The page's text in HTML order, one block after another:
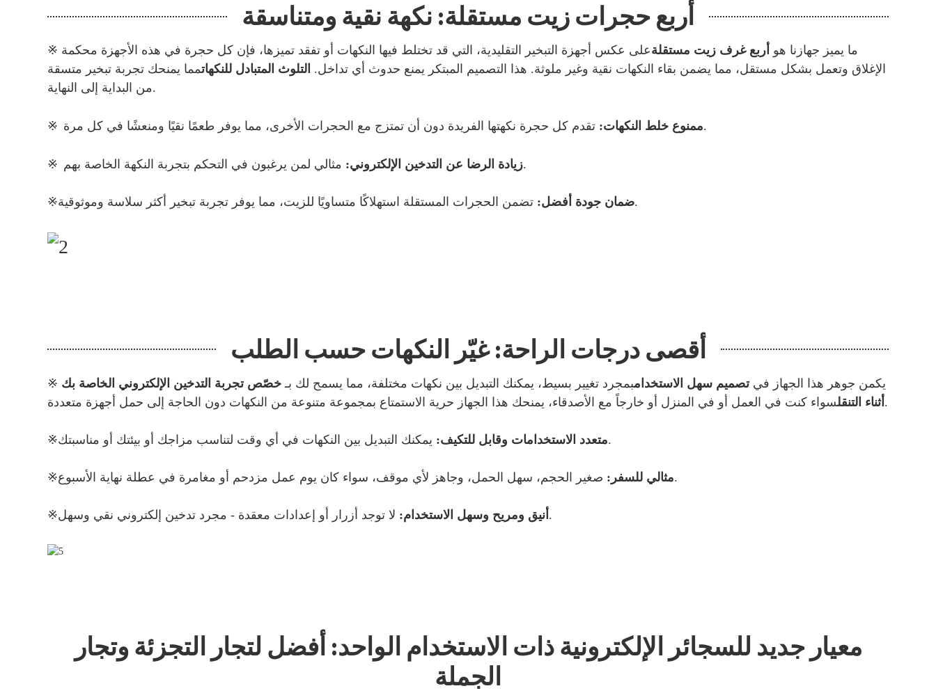
أربع حجرات زيت مستقلة: نكهة نقية ومتناسقة
※ ما يميز جهازنا هو أربع غرف زيت مستقلةعلى عكس أجهزة التبخير التقليدية، التي قد تختلط فيها النكهات أو تفقد تميزها، فإن كل حجرة في هذه الأجهزة محكمة
الإغلاق وتعمل بشكل مستقل، مما يضمن بقاء النكهات نقية وغير ملوثة. هذا التصميم المبتكر يمنع حدوث أي تداخل. التلوث المتبادل للنكهاتمما يمنحك تجربة تبخير متسقة
من البداية إلى النهاية.
※ ممنوع خلط النكهات:تقدم كل حجرة نكهتها الفريدة دون أن تمتزج مع الحجرات الأخرى، مما يوفر طعمًا نقيًا ومنعشًا في كل مرة.
※ زيادة الرضا عن التدخين الإلكتروني:مثالي لمن يرغبون في التحكم بتجربة النكهة الخاصة بهم.
※ ضمان جودة أفضل:تضمن الحجرات المستقلة استهلاكًا متساويًا للزيت، مما يوفر تجربة تبخير أكثر سلاسة وموثوقية.
أقصى درجات الراحة: غيّر النكهات حسب الطلب
※ يكمن جوهر هذا الجهاز فيتصميم سهل الاستخدامبمجرد تغيير بسيط، يمكنك التبديل بين نكهات مختلفة، مما يسمح لك بـخصّص تجربة التدخين الإلكتروني الخاصة بك
أثناء التنقل سواء كنت في العمل أو في المنزل أو خارجاً مع الأصدقاء، يمنحك هذا الجهاز حرية الاستمتاع بمجموعة متنوعة من النكهات دون الحاجة إلى حمل أجهزة متعددة.
※ متعدد الاستخدامات وقابل للتكيف:يمكنك التبديل بين النكهات في أي وقت لتناسب مزاجك أو بيئتك أو مناسبتك.
※ مثالي للسفر:صغير الحجم، سهل الحمل، وجاهز لأي موقف، سواء كان يوم عمل مزدحم أو مغامرة في عطلة نهاية الأسبوع.
※ أنيق ومريح وسهل الاستخدام: لا توجد أزرار أو إعدادات معقدة - مجرد تدخين إلكتروني نقي وسهل.
معيار جديد للسجائر الإلكترونية ذات الاستخدام الواحد: أفضل لتجار التجزئة وتجار
الجملة